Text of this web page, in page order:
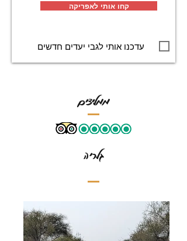
קחו אותי לאפריקה
עדכנו אותי לגבי יעדים חדשים
ממליצים
גלריה